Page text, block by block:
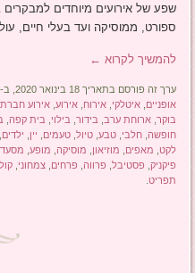
שפע של אירועים מיוחדים
ספורט, ממוסיקה ועד בעלי חיים,
להמשיך לקרוא ←
ערך זה פורסם בתאריך 18 בינואר 2020, ב-
אופניים ,איטלקי ,אירוח ,אירוע ,אירוע
בוקר ,ארוחת ערב בידור בילוי בית קפה
חופשה ,חלבי ,טבע ,טיול ,טעמים יין ילדים
לקט
מאפים מוזיאון מוסיקה מופע
פיקניק פסטיבל פרווה פרחים ,צמחוני ,
תפריט